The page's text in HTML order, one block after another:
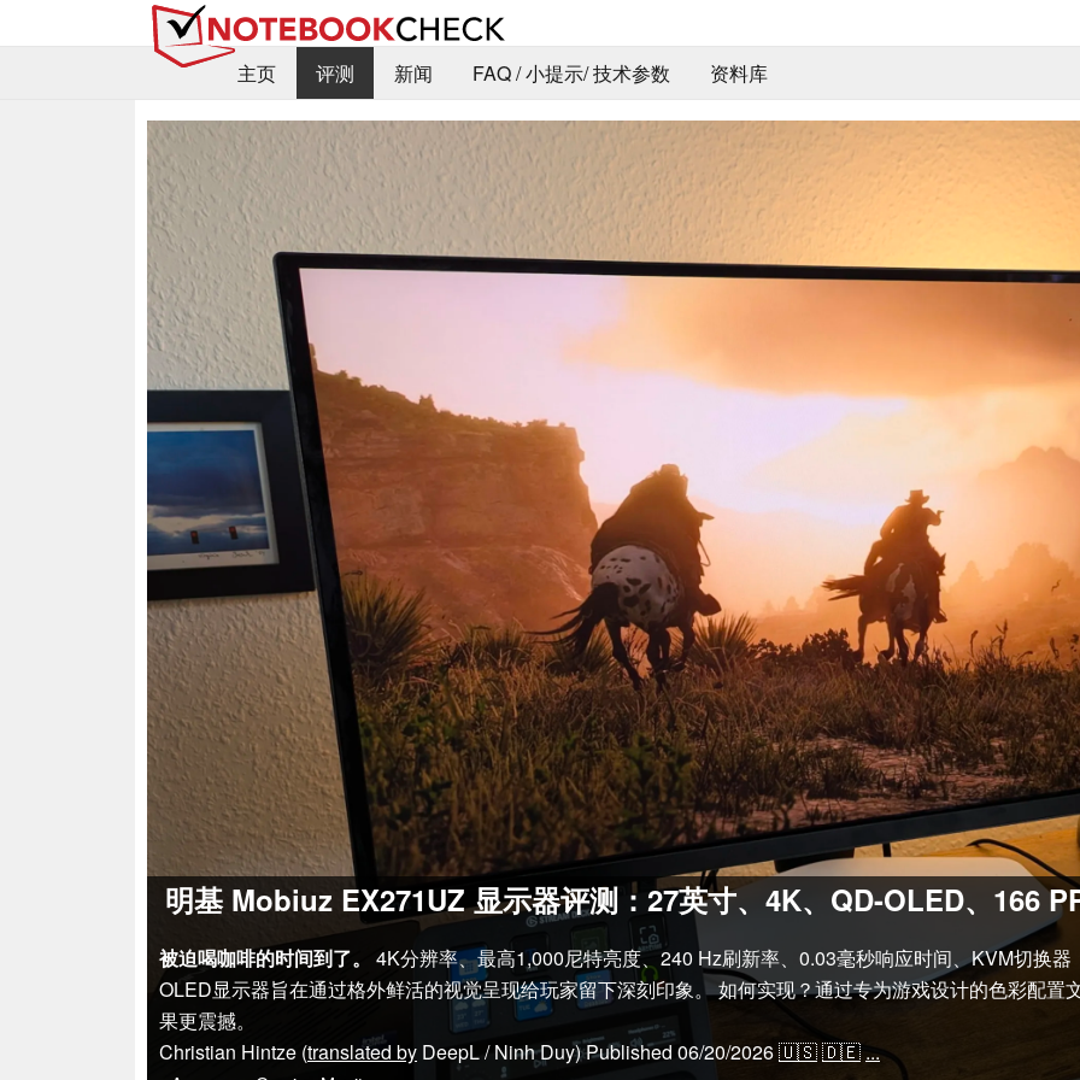
主页 评测 新闻 FAQ / 小提示/ 技术参数 资料库
明基 Mobiuz EX271UZ 显示器评测：27英寸、4K、QD-OLED、166
被迫喝咖啡的时间到了。
4K分辨率、最高1,000尼特亮度、240 Hz刷新率、0.03毫秒响应时间、KVM切换
OLED显示器旨在通过格外鲜活的视觉呈现给玩家留下深刻印象。 如何实现？通过专为游戏设计的色彩配置
果更震撼。
Christian Hintze (translated by DeepL / Ninh Duy)Published 06/20/2026🇺🇸🇩🇪 ...